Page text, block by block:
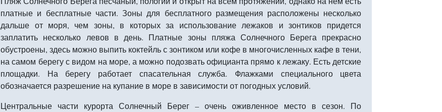
платные и бесплатные части. Зоны для бесплатного размещения расположены несколько
дальше от моря, чем зоны, в которых за использование лежаков и зонтиков придется
заплатить несколько левов в день. Платные зоны пляжа Солнечного Берега прекрасно
обустроены, здесь можно выпить коктейль с зонтиком или кофе в многочисленных кафе в тени,
на самом берегу с видом на море, а можно подозвать официанта прямо к лежаку. Есть детские
площадки. На берегу работает спасательная служба. Флажками специального цвета
обозначается разрешение на купание в море в зависимости от погодных условий.
Центральные части курорта Солнечный Берег – очень оживленное место в сезон. По